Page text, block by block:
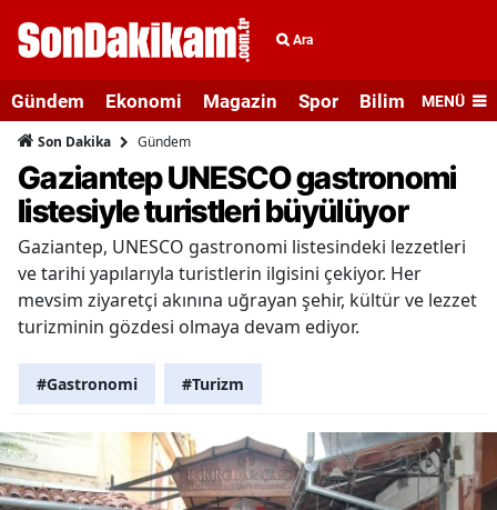
Ara
Gündem Ekonomi Magazin Spor Bilim veMENÜ
Son Dakika Gündem
Gaziantep UNESCO gastronomi
listesiyle turistleri büyülüyor
Gaziantep, UNESCO gastronomi listesindeki lezzetleri
ve tarihi yapılarıyla turistlerin ilgisini çekiyor. Her
mevsim ziyaretçi akınına uğrayan şehir, kültür ve lezzet
turizminin gözdesi olmaya devam ediyor.
#Gastronomi #Turizm